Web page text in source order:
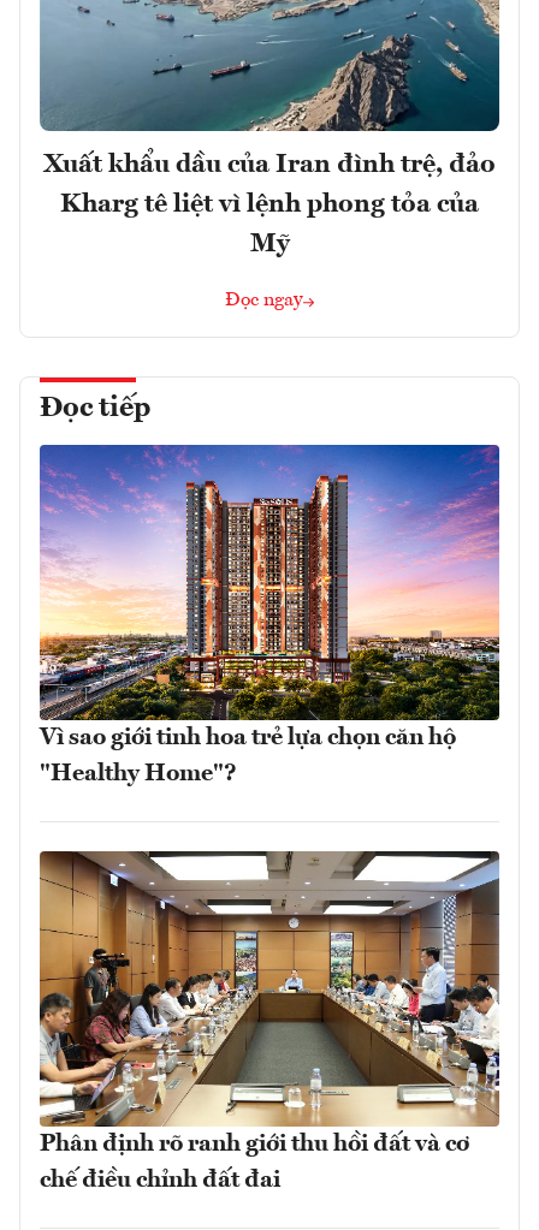
Xuất khẩu dầu của Iran đình trệ, đảo
Kharg tê liệt vì lệnh phong tỏa của
Mỹ
Đọc ngay
Đọc tiếp
Vì sao giới tinh hoa trẻ lựa chọn căn hộ
"Healthy Home"?
Phân định rõ ranh giới thu hồi đất và cơ
chế điều chỉnh đất đai